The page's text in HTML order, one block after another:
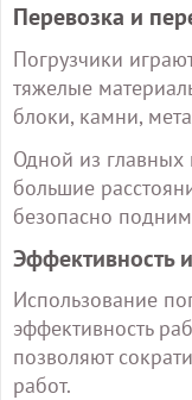
Перевозка и
Погрузчики
тяжелые
блоки, камни,
Одной из главных
большие
безопасно
Эффективность
Использование
эффективность
позволяют
работ.